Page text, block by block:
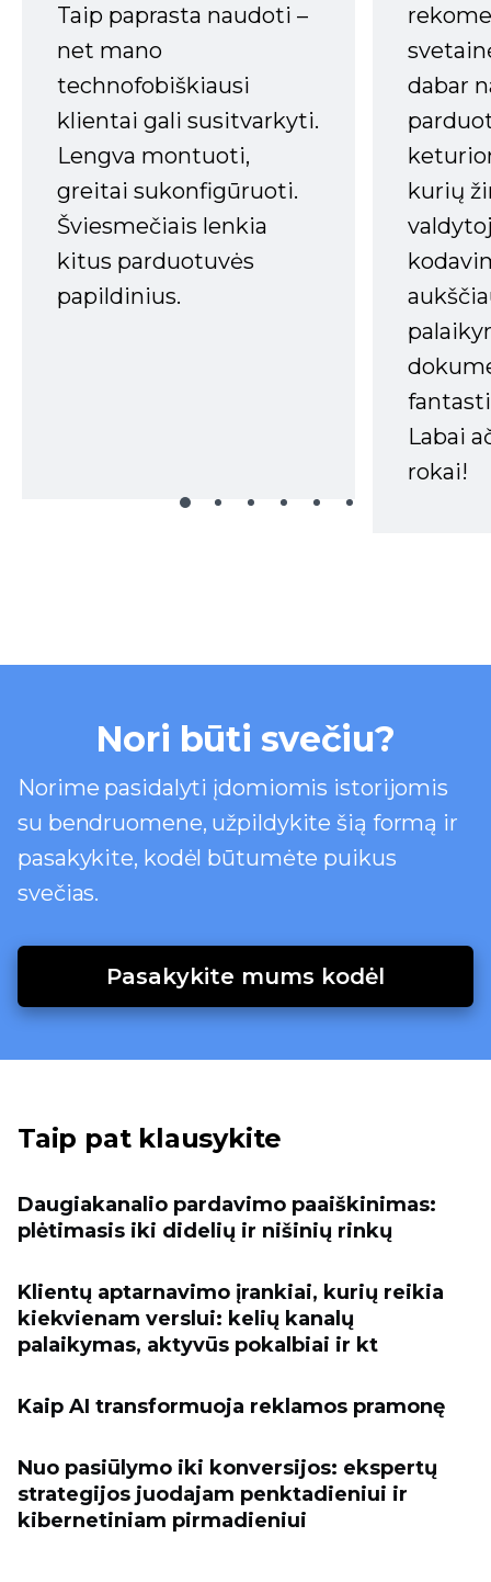
Taip paprasta naudoti –
net mano
technofobiškiausi
klientai gali susitvarkyti.
Lengva montuoti,
greitai sukonfigūruoti.
Šviesmečiais lenkia
kitus parduotuvės
papildinius.
dabar
kurių
Labai
rokai!
Nori būti svečiu?
Norime pasidalyti įdomiomis istorijomis
su bendruomene, užpildykite šią formą ir
pasakykite, kodėl būtumėte puikus
svečias.
Pasakykite mums kodėl
Taip pat klausykite
Daugiakanalio pardavimo paaiškinimas:
plėtimasis iki didelių ir nišinių rinkų
Klientų aptarnavimo įrankiai, kurių reikia
kiekvienam verslui: kelių kanalų
palaikymas, aktyvūs pokalbiai ir kt
Kaip AI transformuoja reklamos pramonę
Nuo pasiūlymo iki konversijos: ekspertų
strategijos juodajam penktadieniui ir
kibernetiniam pirmadieniui